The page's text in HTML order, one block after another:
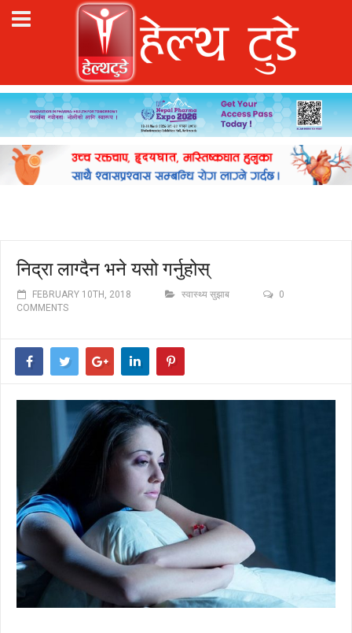
निद्रा लाग्दैन भने यसो गर्नुहोस्
FEBRUARY 10TH, 2018 स्वास्थ्य सुझाब
0
COMMENTS